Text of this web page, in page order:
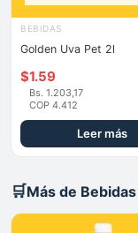
BEBIDAS
Golden Uva Pet 2l
$1.59
Bs. 1.203,17
COP 4.412
Leer más
🛒Más de Bebidas